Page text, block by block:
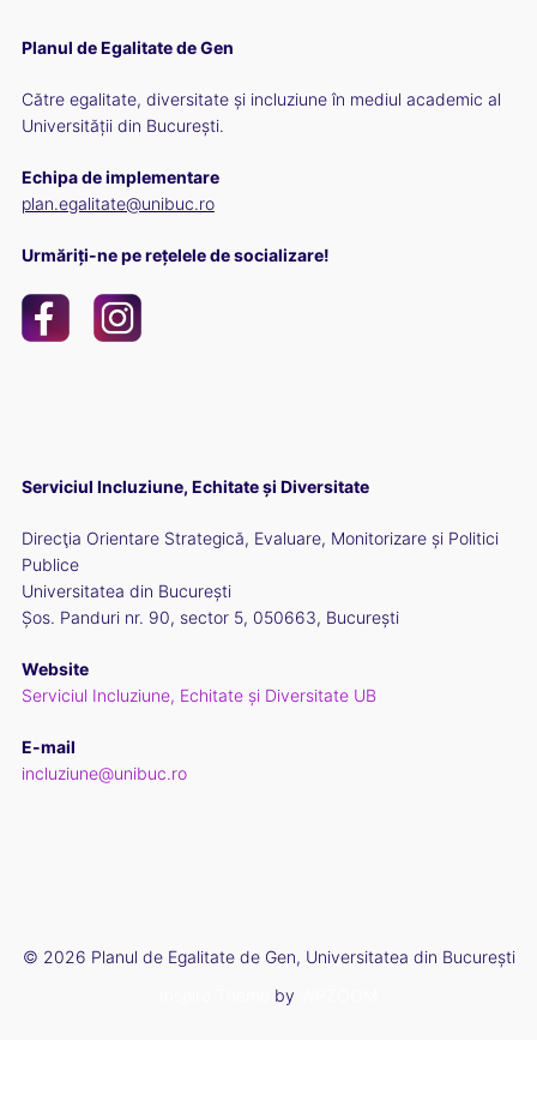
Planul de Egalitate de Gen
Către egalitate, diversitate și incluziune în mediul academic al
Universității din București.
Echipa de implementare
plan.egalitate@unibuc.ro
Urmăriți-ne pe rețelele de socializare!
Serviciul Incluziune, Echitate și Diversitate
Direcţia Orientare Strategică, Evaluare, Monitorizare și Politici
Publice
Universitatea din București
Șos. Panduri nr. 90, sector 5, 050663, București
Website
Serviciul Incluziune, Echitate și Diversitate UB
E-mail
incluziune@unibuc.ro
© 2026 Planul de Egalitate de Gen, Universitatea din București
by